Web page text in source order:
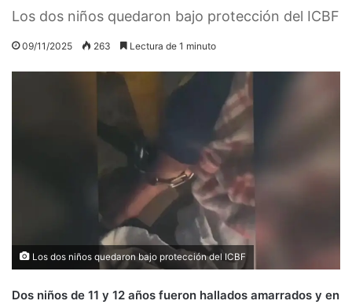
Los dos niños quedaron bajo protección del ICBF
09/11/2025 263 Lectura de 1 minuto
Los dos niños quedaron bajo protección del ICBF
Dos niños de 11 y 12 años fueron hallados amarrados y en